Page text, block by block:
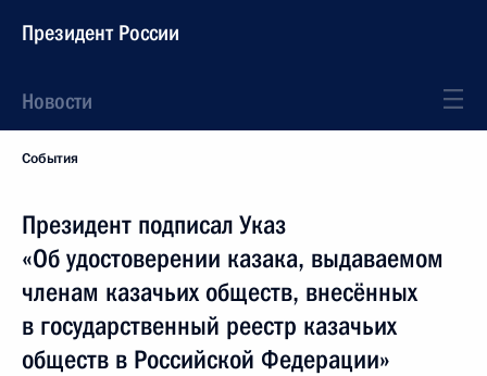
Президент России
Новости
События
Президент подписал Указ
«Об удостоверении казака, выдаваемом
членам казачьих обществ, внесённых
в государственный реестр казачьих
обществ в Российской Федерации»